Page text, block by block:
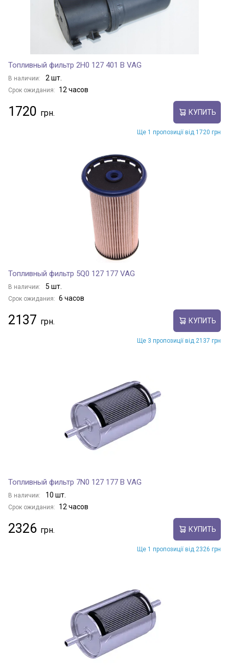
Топливный фильтр 2H0 127 401 B VAG
В наличии: 2 шт.
Срок ожидания: 12 часов
1720 КУПИТЬ
Ще 1 пропозиції від 1720 грн
Топливный фильтр 5Q0 127 177 VAG
В наличии: 5 шт.
Срок ожидания: 6 часов
2137 КУПИТЬ
Ще 3 пропозиції від 2137 грн
Топливный фильтр 7N0 127 177 B VAG
В наличии: 10 шт.
Срок ожидания: 12 часов
2326 КУПИТЬ
Ще 1 пропозиції від 2326 грн